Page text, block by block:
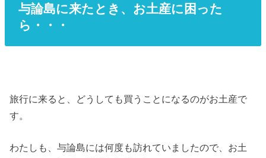
与論島に来たとき、お土産に困った
ら・・・
旅行に来ると、どうしても買うことになるのがお土産で
す。
わたしも、与論島には何度も訪れていましたので、お土